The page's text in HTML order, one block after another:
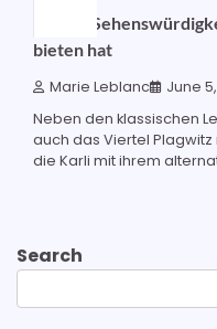
Leipzig
bieten hat
Marie Leblanc June
Neben den klassischen
auch das Viertel
die Karli mit ihrem
Search